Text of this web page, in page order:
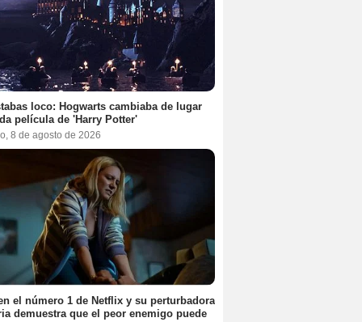
loco: Hogwarts cambiaba de lugar
película de 'Harry Potter'
8 de agosto de 2026
el número 1 de Netflix y su perturbadora
demuestra que el peor enemigo puede